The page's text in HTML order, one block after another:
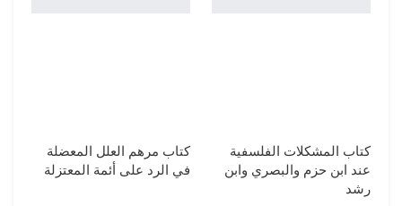
كتاب المشكلات الفلسفية
عند ابن حزم والبصري وابن
رشد
كتاب مرهم العلل المعضلة
في الرد على أئمة المعتزلة